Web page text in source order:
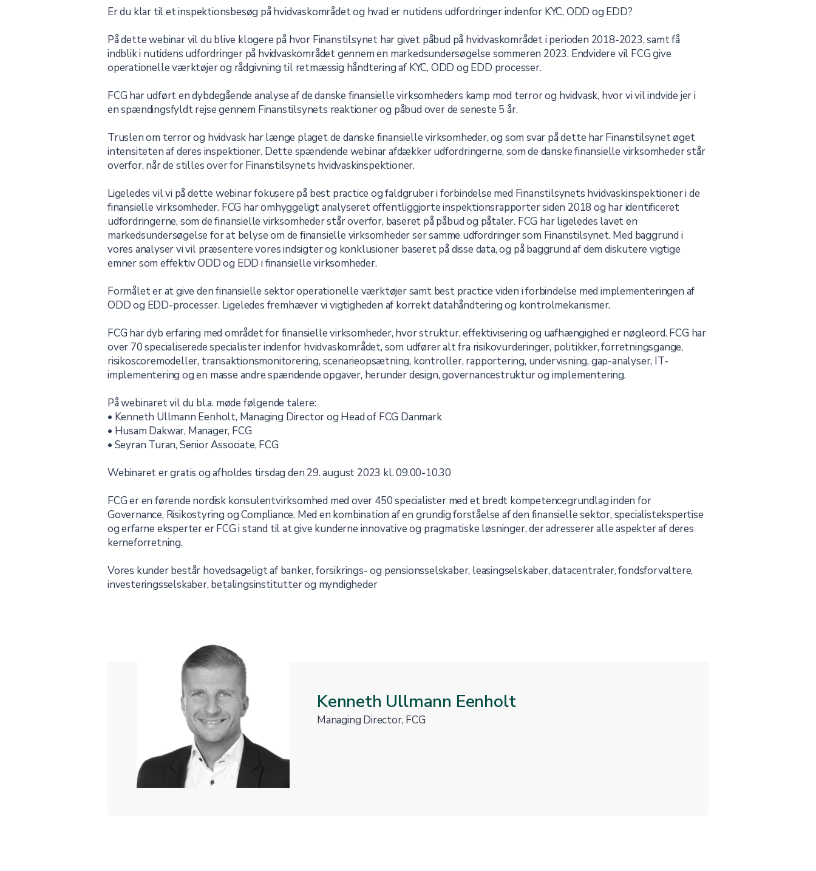
Er du klar til et inspektionsbesøg på hvidvaskområdet og hvad er nutidens udfordringer indenfor KYC, ODD og EDD?
På dette webinar vil du blive klogere på hvor Finanstilsynet har givet påbud på hvidvaskområdet i perioden 2018-2023, samt få
indblik i nutidens udfordringer på hvidvaskområdet gennem en markedsundersøgelse sommeren 2023. Endvidere vil FCG give
operationelle værktøjer og rådgivning til retmæssig håndtering af KYC, ODD og EDD processer.
FCG har udført en dybdegående analyse af de danske finansielle virksomheders kamp mod terror og hvidvask, hvor vi vil indvide jer i
en spændingsfyldt rejse gennem Finanstilsynets reaktioner og påbud over de seneste 5 år.
Truslen om terror og hvidvask har længe plaget de danske finansielle virksomheder, og som svar på dette har Finanstilsynet øget
intensiteten af deres inspektioner. Dette spændende webinar afdækker udfordringerne, som de danske finansielle virksomheder står
overfor, når de stilles over for Finanstilsynets hvidvaskinspektioner.
Ligeledes vil vi på dette webinar fokusere på best practice og faldgruber i forbindelse med Finanstilsynets hvidvaskinspektioner i de
finansielle virksomheder. FCG har omhyggeligt analyseret offentliggjorte inspektionsrapporter siden 2018 og har identificeret
udfordringerne, som de finansielle virksomheder står overfor, baseret på påbud og påtaler. FCG har ligeledes lavet en
markedsundersøgelse for at belyse om de finansielle virksomheder ser samme udfordringer som Finanstilsynet. Med baggrund i
vores analyser vi vil præsentere vores indsigter og konklusioner baseret på disse data, og på baggrund af dem diskutere vigtige
emner som effektiv ODD og EDD i finansielle virksomheder.
Formålet er at give den finansielle sektor operationelle værktøjer samt best practice viden i forbindelse med implementeringen af
ODD og EDD-processer. Ligeledes fremhæver vi vigtigheden af korrekt datahåndtering og kontrolmekanismer.
FCG har dyb erfaring med området for finansielle virksomheder, hvor struktur, effektivisering og uafhængighed er nøgleord. FCG har
over 70 specialiserede specialister indenfor hvidvaskområdet, som udfører alt fra risikovurderinger, politikker, forretningsgange,
risikoscoremodeller, transaktionsmonitorering, scenarieopsætning, kontroller, rapportering, undervisning, gap-analyser, IT-
implementering og en masse andre spændende opgaver, herunder design, governancestruktur og implementering.
På webinaret vil du bl.a. møde følgende talere:
• Kenneth Ullmann Eenholt, Managing Director og Head of FCG Danmark
• Husam Dakwar, Manager, FCG
• Seyran Turan, Senior Associate, FCG
Webinaret er gratis og afholdes tirsdag den 29. august 2023 kl. 09.00-10.30
FCG er en førende nordisk konsulentvirksomhed med over 450 specialister med et bredt kompetencegrundlag inden for
Governance, Risikostyring og Compliance. Med en kombination af en grundig forståelse af den finansielle sektor, specialistekspertise
og erfarne eksperter er FCG i stand til at give kunderne innovative og pragmatiske løsninger, der adresserer alle aspekter af deres
kerneforretning.
Vores kunder består hovedsageligt af banker, forsikrings- og pensionsselskaber, leasingselskaber, datacentraler, fondsforvaltere,
investeringsselskaber, betalingsinstitutter og myndigheder
Kenneth Ullmann Eenholt
Managing Director, FCG